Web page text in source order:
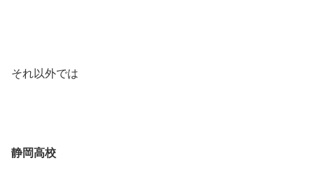
それ以外では
静岡高校